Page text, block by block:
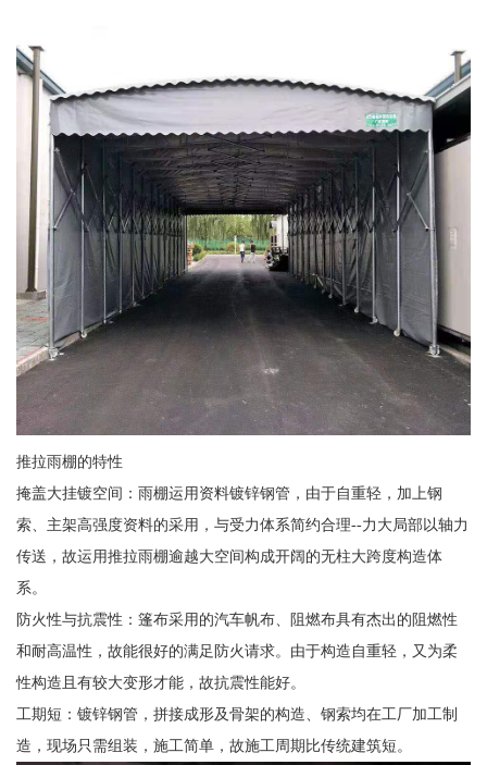
推拉雨棚的特性
掩盖大挂镀空间：雨棚运用资料镀锌钢管，由于自重轻，加上钢
索、主架高强度资料的采用，与受力体系简约合理--力大局部以轴力
传送，故运用推拉雨棚逾越大空间构成开阔的无柱大跨度构造体
系。
防火性与抗震性：篷布采用的汽车帆布、阻燃布具有杰出的阻燃性
和耐高温性，故能很好的满足防火请求。由于构造自重轻，又为柔
性构造且有较大变形才能，故抗震性能好。
工期短：镀锌钢管，拼接成形及骨架的构造、钢索均在工厂加工制
造，现场只需组装，施工简单，故施工周期比传统建筑短。